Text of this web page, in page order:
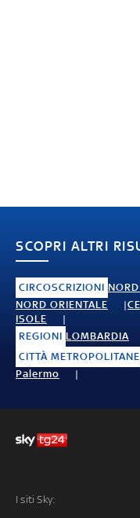
SCOPRI ALTRI
CIRCOSCRIZIONI
NORD ORIENTALE
ISOLE
REGIONI LOMBARDIA
CITTÀ METROPOLITANE
Palermo
I siti Sky: